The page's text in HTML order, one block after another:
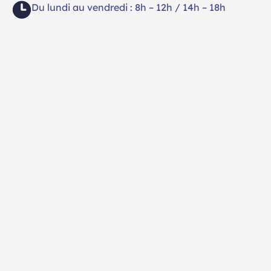
Du lundi au vendredi : 8h – 12h / 14h – 18h